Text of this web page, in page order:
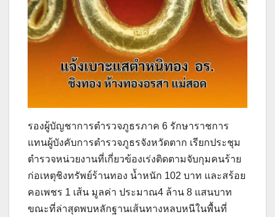
รองผู้บัญชาการตำรวจภูธรภาค 6 รักษาราชการ
แทนผู้บังคับการตำรวจภูธรจังหวัดตาก เรียกประชุม
ตำรวจหน่วยงานที่เกี่ยวข้องเร่งติดตามจับกุมคนร้าย
ก่อเหตุชิงทรัพย์ร้านทอง น้ำหนัก 102 บาท และสร้อย
คอเพชร 1 เส้น มูลค่า ประมาณ4 ล้าน 8 แสนบาท
ขณะที่ล่าสุดพบหลักฐานเส้นทางหลบหนีในพื้นที่